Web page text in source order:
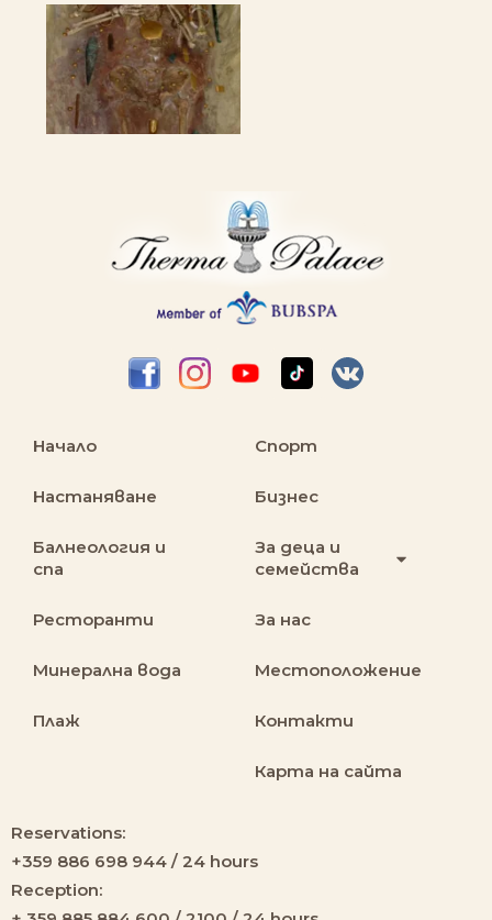
Начало
Настаняване
Балнеология и
спа
Ресторанти
Минерална вода
Плаж
Спорт
Бизнес
За деца и
семейства
За нас
Местоположение
Контакти
Карта на сайта
Reservations:
+359 886 698 944 / 24 hours
Reception: